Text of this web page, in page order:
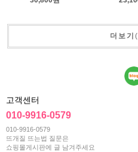
더보기 (
고객센터
010-9916-0579
010-9916-0579
뜨개질 뜨는법 질문은
쇼핑몰게시판에 글 남겨주세요